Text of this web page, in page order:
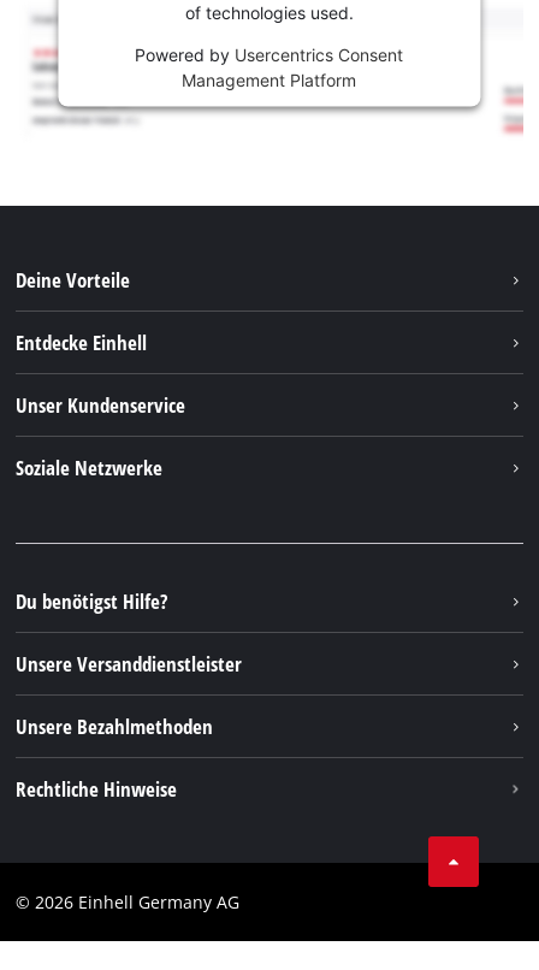
of technologies used.
Powered by Usercentrics Consent
Management Platform
Deine Vorteile
Entdecke Einhell
Nachhaltigkeit
Unser Kundenservice
FAQs
Rücksendungen / Widerruf
Verpackungsrichtlinien
Hinweise zur Batterieentsorgung
Vertrag widerrufen
Soziale Netzwerke
Instagram
TikTok
Pinterest
Linkedin
Du benötigst Hilfe?
Unsere Versanddienstleister
Unsere Bezahlmethoden
Rechtliche Hinweise
Impressum
© 2026 Einhell Germany AG